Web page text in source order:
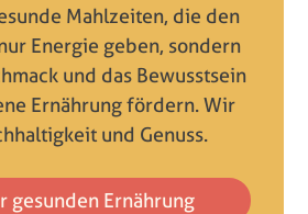
Mahlzeiten, die den
Energie geben, sondern
und das Bewusstsein
Ernährung fördern. Wir
und Genuss.
gesunden Ernährung